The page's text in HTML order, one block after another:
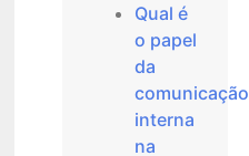
Qual é
o papel
da
comunicação
interna
na